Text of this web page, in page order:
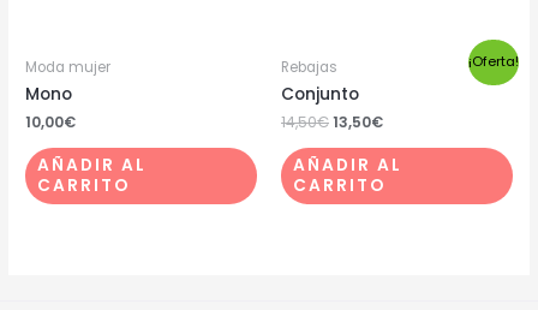
Moda mujer
Mono
10,00€
AÑADIR AL
CARRITO
¡Oferta!
Rebajas
Conjunto
14,50€13,50€
AÑADIR AL
CARRITO